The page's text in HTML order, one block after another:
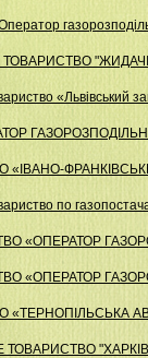
ТОВАРИСТВО
«Львівський
«ІВАНО-
по
«ОПЕРАТОР
«ОПЕРАТОР
«ТЕРНОПІЛЬСЬКА
ТОВАРИСТВО